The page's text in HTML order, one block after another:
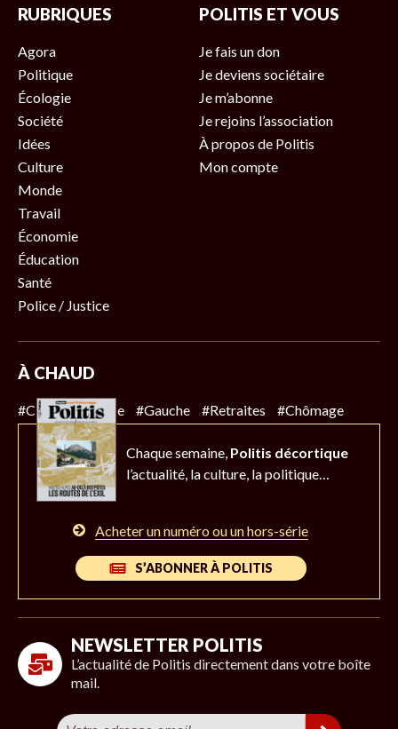
RUBRIQUES
Agora
Politique
Écologie
Société
Idées
Culture
Monde
Travail
Économie
Éducation
Santé
Police / Justice
POLITIS ET VOUS
Je fais un don
Je deviens sociétaire
Je m’abonne
Je rejoins l’association
À propos de Politis
Mon compte
À CHAUD
#Climat #Police #Gauche #Retraites #Chômage
Chaque semaine, Politis décortique
l’actualité, la culture, la politique…
Acheter un numéro ou un hors-série
S’ABONNER À POLITIS
NEWSLETTER POLITIS
L’actualité de Politis directement dans votre boîte
mail.